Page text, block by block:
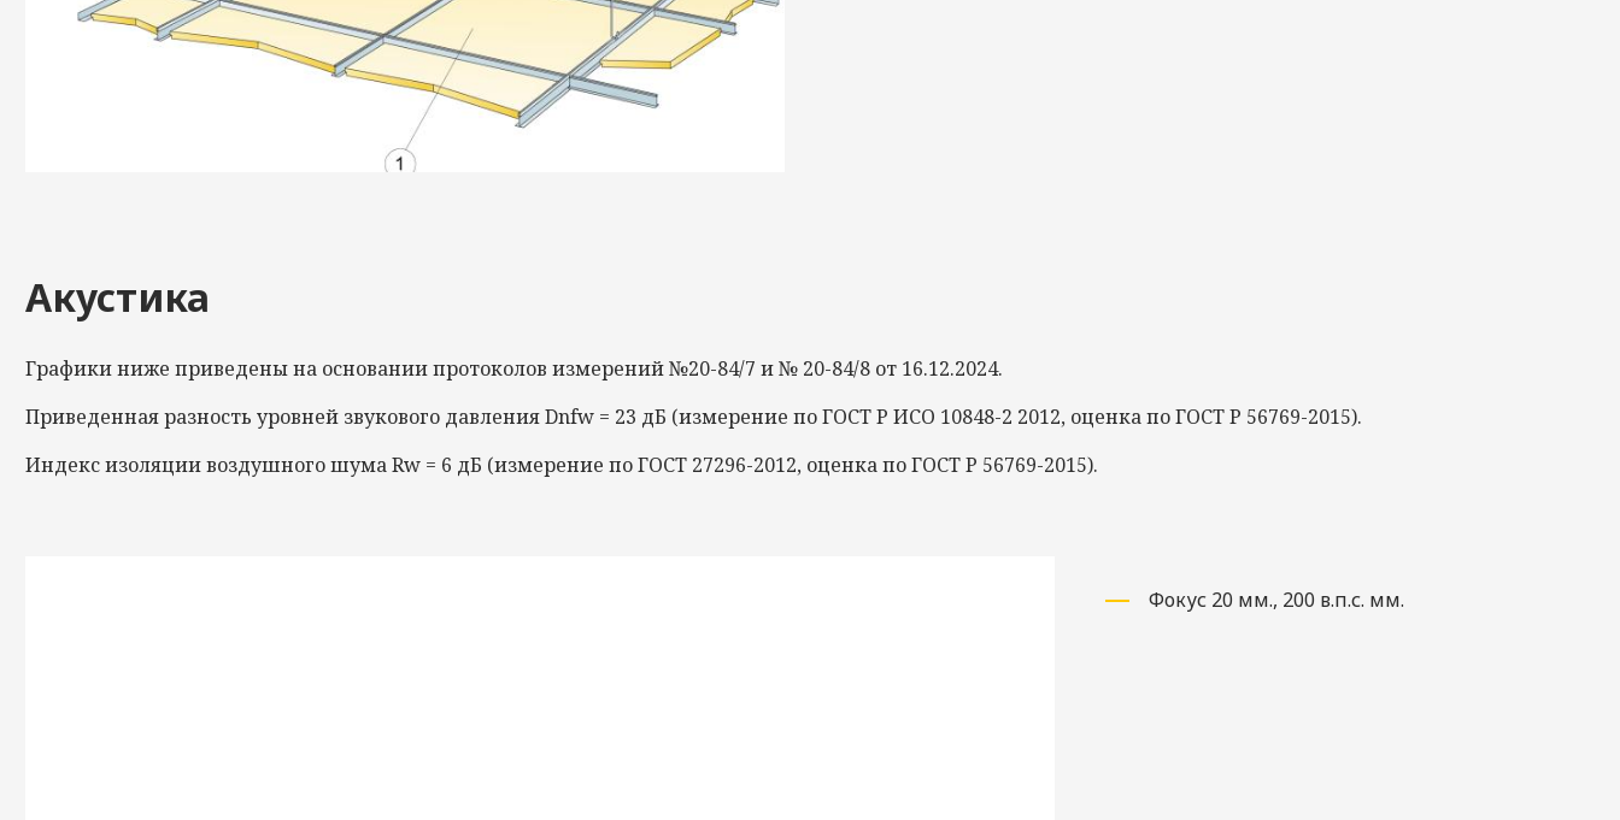
Акустика
Графики ниже приведены на основании протоколов измерений №20-84/7 и № 20-84/8 от 16.12.2024.
Приведенная разность уровней звукового давленияDnfw = 23 дБ (измерение поГОСТ Р ИСО 10848-2 2012, оценка поГОСТ Р 56769-2015).
Индекс изоляции воздушного шумаRw = 6 дБ (измерение поГОСТ 27296-2012, оценка поГОСТ Р 56769-2015).
Фокус 20 мм., 200 в.п.с. мм.